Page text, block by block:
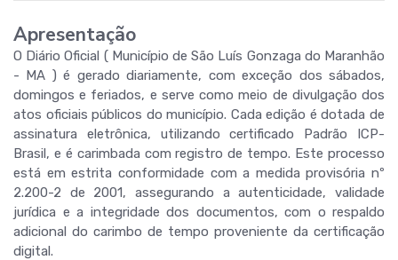
Apresentação
O Diário Oficial ( Município de São Luís Gonzaga do Maranhão
- MA ) é gerado diariamente, com exceção dos sábados,
domingos e feriados, e serve como meio de divulgação dos
atos oficiais públicos do município. Cada edição é dotada de
assinatura eletrônica, utilizando certificado Padrão ICP-
Brasil, e é carimbada com registro de tempo. Este processo
está em estrita conformidade com a medida provisória nº
2.200-2 de 2001, assegurando a autenticidade, validade
jurídica e a integridade dos documentos, com o respaldo
adicional do carimbo de tempo proveniente da certificação
digital.